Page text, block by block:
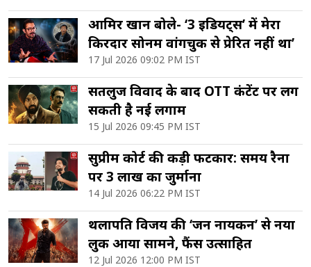
आमिर खान बोले- ‘3 इडियट्स’ में मेरा
किरदार सोनम वांगचुक से प्रेरित नहीं था’
17 Jul 2026 09:02 PM IST
सतलुज विवाद के बाद OTT कंटेंट पर लग
सकती है नई लगाम
15 Jul 2026 09:45 PM IST
सुप्रीम कोर्ट की कड़ी फटकार: समय रैना
पर 3 लाख का जुर्माना
14 Jul 2026 06:22 PM IST
थलापति विजय की ‘जन नायकन’ से नया
लुक आया सामने, फैंस उत्साहित
12 Jul 2026 12:00 PM IST